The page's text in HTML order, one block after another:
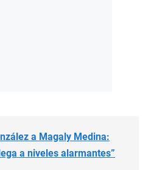
a Magaly Medina:
a niveles alarmantes”